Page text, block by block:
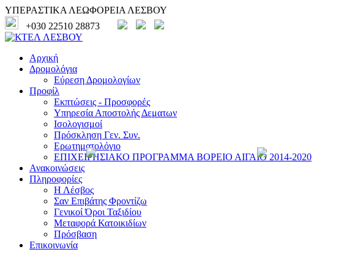
ΥΠΕΡΑΣΤΙΚΑ ΛΕΩΦΟΡΕΙΑ ΛΕΣΒΟΥ
+030 22510 28873
Αρχική
Δρομολόγια
Εύρεση Δρομολογίων
Προφίλ
Εκπτώσεις - Προσφορές
Υπηρεσία Αποστολής Δεματων
Ισολογισμοί
Πρόσκληση Γεν. Συν.
Ερωτηματολόγιο
ΕΠΙΧΕΙΡΗΣΙΑΚΟ ΠΡΟΓΡΑΜΜΑ ΒΟΡΕΙΟ ΑΙΓΑΙΟ 2014-2020
Ανακοινώσεις
Πληροφορίες
Η Λέσβος
Σαν Επιβάτης Φροντίζω
Γενικοί Όροι Ταξιδίου
Μεταφορά Κατοικιδίων
Πρόσβαση
Επικοινωνία